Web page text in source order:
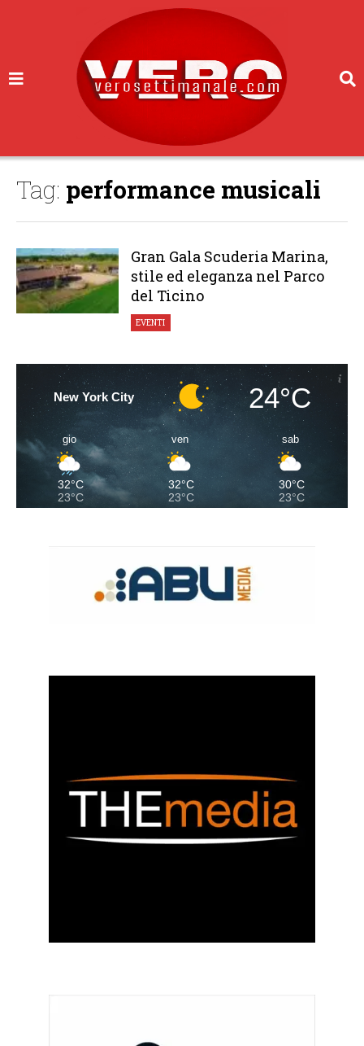
Tag: performance musicali
Gran Gala Scuderia Marina,
stile ed eleganza nel Parco
del Ticino
EVENTI
New York City 24°C
gio
32°C
23°C
ven
32°C
23°C
sab
30°C
23°C